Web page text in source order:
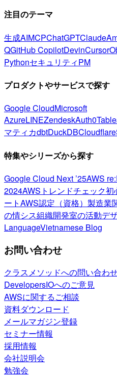
注目のテーマ
生成AIMCPChatGPTClaude
QGitHub CopilotDevinCursor
PythonセキュリティPM
プロダクトやサービスで探す
Google CloudMicrosoft
AzureLINEZendeskAuth0
マティカdbtDuckDBCloudflare
特集やシリーズから探す
Google Cloud Next ’25AWS
2024AWSトレンドチェック初
ートAWS認定（資格） 製造業
の情シス組織開発室の活動デ
LanguageVietnamese Blog
お問い合わせ
クラスメソッドへの問い合わ
DevelopersIOへのご意見
AWSに関するご相談
資料ダウンロード
メールマガジン登録
セミナー情報
採用情報
会社説明会
勉強会